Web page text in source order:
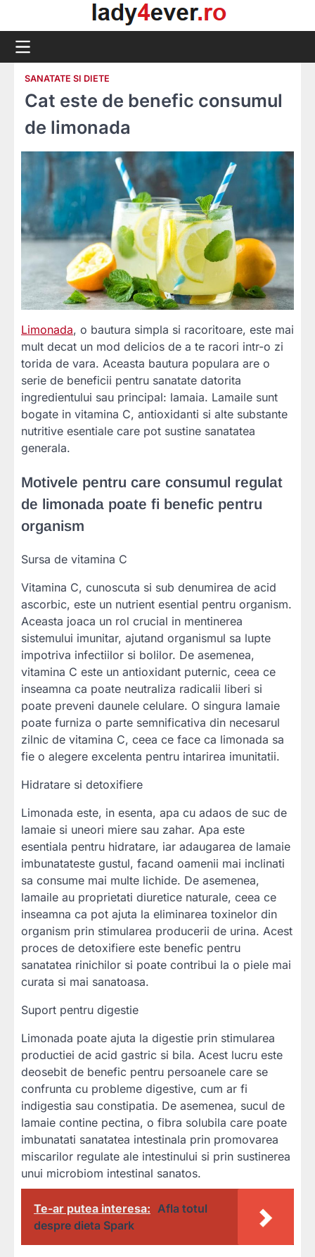
content
SANATATE SI DIETE
Cat este de benefic consumul
de limonada
Limonada, o bautura simpla si racoritoare, este mai
mult decat un mod delicios de a te racori intr-o zi
torida de vara. Aceasta bautura populara are o
serie de beneficii pentru sanatate datorita
ingredientului sau principal: lamaia. Lamaile sunt
bogate in vitamina C, antioxidanti si alte substante
nutritive esentiale care pot sustine sanatatea
generala.
Motivele pentru care consumul regulat
de limonada poate fi benefic pentru
organism
Sursa de vitamina C
Vitamina C, cunoscuta si sub denumirea de acid
ascorbic, este un nutrient esential pentru organism.
Aceasta joaca un rol crucial in mentinerea
sistemului imunitar, ajutand organismul sa lupte
impotriva infectiilor si bolilor. De asemenea,
vitamina C este un antioxidant puternic, ceea ce
inseamna ca poate neutraliza radicalii liberi si
poate preveni daunele celulare. O singura lamaie
poate furniza o parte semnificativa din necesarul
zilnic de vitamina C, ceea ce face ca limonada sa
fie o alegere excelenta pentru intarirea imunitatii.
Hidratare si detoxifiere
Limonada este, in esenta, apa cu adaos de suc de
lamaie si uneori miere sau zahar. Apa este
esentiala pentru hidratare, iar adaugarea de lamaie
imbunatateste gustul, facand oamenii mai inclinati
sa consume mai multe lichide. De asemenea,
lamaile au proprietati diuretice naturale, ceea ce
inseamna ca pot ajuta la eliminarea toxinelor din
organism prin stimularea producerii de urina. Acest
proces de detoxifiere este benefic pentru
sanatatea rinichilor si poate contribui la o piele mai
curata si mai sanatoasa.
Suport pentru digestie
Limonada poate ajuta la digestie prin stimularea
productiei de acid gastric si bila. Acest lucru este
deosebit de benefic pentru persoanele care se
confrunta cu probleme digestive, cum ar fi
indigestia sau constipatia. De asemenea, sucul de
lamaie contine pectina, o fibra solubila care poate
imbunatati sanatatea intestinala prin promovarea
miscarilor regulate ale intestinului si prin sustinerea
unui microbiom intestinal sanatos.
Te-ar putea interesa: Afla totul
despre dieta Spark